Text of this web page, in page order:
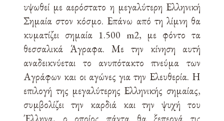
υψωθεί με αερόστατο η μεγαλύτερη Ελληνική
Σημαία στον κόσμο. Επάνω από τη λίμνη θα
κυματίζει σημαία 1.500 m2, με φόντο τα
θεσσαλικά Άγραφα. Με την κίνηση αυτή
αναδεικνύεται το ανυπότακτο πνεύμα των
Αγράφων και οι αγώνες για την Ελευθερία. Η
επιλογή της μεγαλύτερης Ελληνικής σημαίας,
συμβολίζει την καρδιά και την ψυχή του